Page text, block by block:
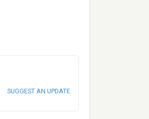
SUGGEST AN UPDATE